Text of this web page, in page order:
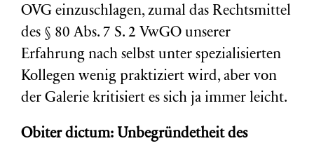
OVG einzuschlagen, zumal das Rechtsmittel
des § 80 Abs. 7 S. 2 VwGO unserer
Erfahrung nach selbst unter spezialisierten
Kollegen wenig praktiziert wird, aber von
der Galerie kritisiert es sich ja immer leicht.
Obiter dictum: Unbegründetheit des